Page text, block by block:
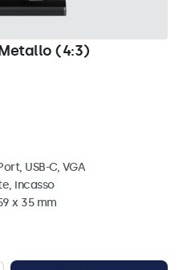
(4:3)
USB-C, VGA
incasso
x 35 mm